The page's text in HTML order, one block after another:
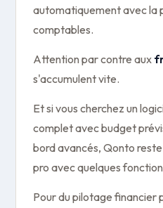
automatiquement avec la
comptables.
Attention par contre aux
s'accumulent vite.
Et si vous cherchez un
complet avec budget
bord avancés, Qonto
pro avec quelques
Pour du pilotage financier